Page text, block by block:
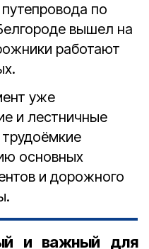
по
вышел на
работают
уже
и лестничные
основных
и дорожного
и важный для